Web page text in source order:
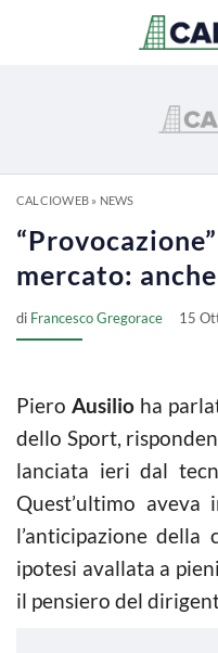
CALCIOWEB» NEWS
mercato:
di Francesco Gregorace 15
PieroAusilio ha
dello Sport,
lanciata ieri dal
Quest’ultimo
l’anticipazione della
ipotesi avallata a
il pensiero del